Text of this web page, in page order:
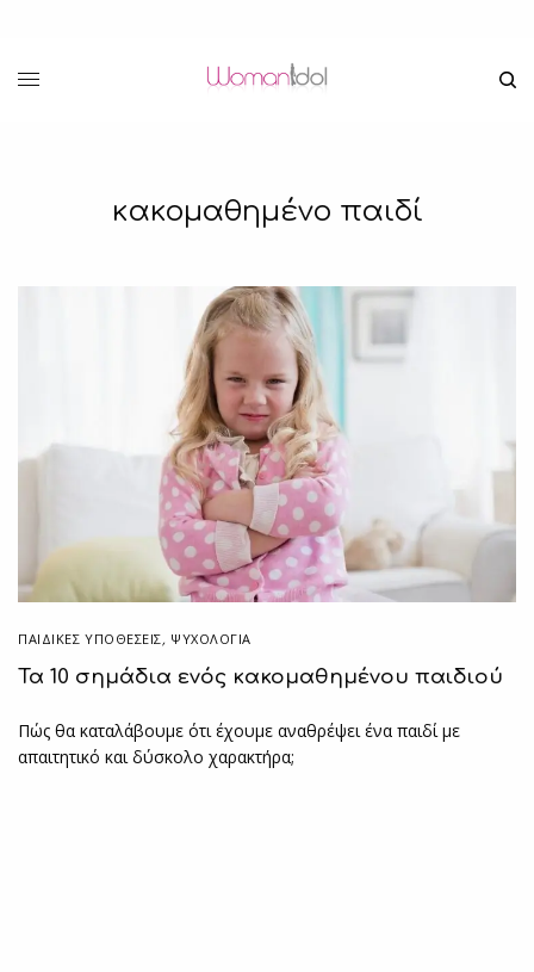
κακομαθημένο παιδί
ΠΑΙΔΙΚΈΣ ΥΠΟΘΈΣΕΙΣ, ΨΥΧΟΛΟΓΙΑ
Τα 10 σημάδια ενός κακομαθημένου παιδιού
Πώς θα καταλάβουμε ότι έχουμε αναθρέψει ένα παιδί με
απαιτητικό και δύσκολο χαρακτήρα;